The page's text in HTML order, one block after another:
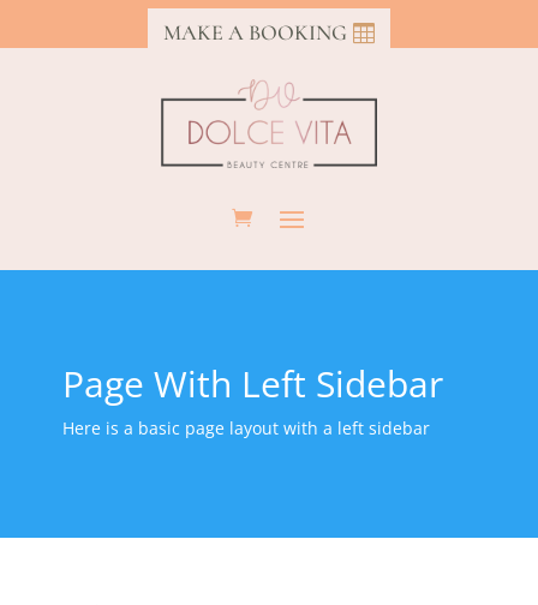
MAKE A BOOKING
Page With Left Sidebar
Here is a basic page layout with a left sidebar